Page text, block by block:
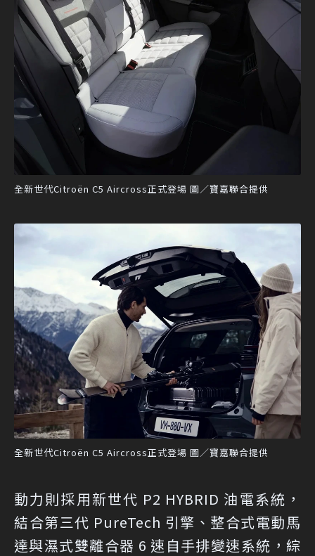
全新世代Citroën C5 Aircross正式登場 圖／寶嘉聯合提供
全新世代Citroën C5 Aircross正式登場 圖／寶嘉聯合提供
動力則採用新世代 P2 HYBRID 油電系統，
結合第三代 PureTech 引擎、整合式電動馬
達與濕式雙離合器 6 速自手排變速系統，綜